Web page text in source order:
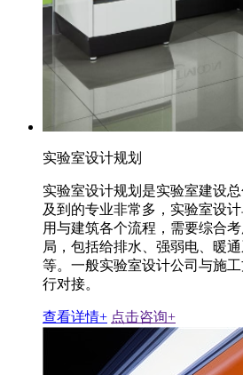
实验室设计规划
实验室设计规划是实验室建设
及到的专业非常多，实验室设
用与建筑各个流程，需要综合
局，包括给排水、强弱电、暖
等。一般实验室设计公司与施
行对接。
查看详情+ 点击咨询+